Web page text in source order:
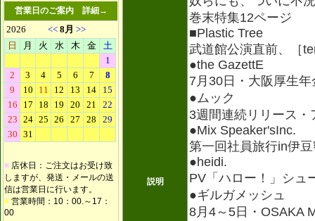
営業日のご案内 詳細→
■ 店休日：ご注文はお受け致
しますが、発送・メールの送
信は営業日に行います。
■ 営業時間：10：00.～17：
00
説明
巻末特集12ページ
■Plastic Tree
武道館公演直前、［
●the GazettE
7月30日・大阪厚生
●ムック
3週間連続リリース
●Mix Speaker'sInc.
第一回社員旅行in伊
●heidi.
PV「ハロー！」シュ
●ギルガメッシュ
8月4～5日・OSAKA